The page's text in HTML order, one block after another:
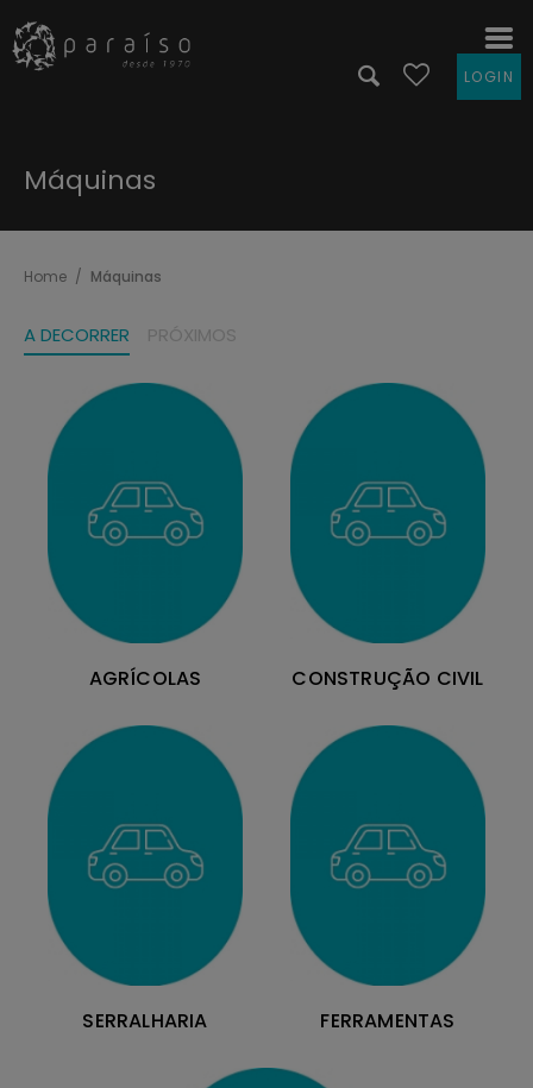
LOGIN
Máquinas
Home Máquinas
A DECORRER PRÓXIMOS
AGRÍCOLAS CONSTRUÇÃO CIVIL
SERRALHARIA FERRAMENTAS